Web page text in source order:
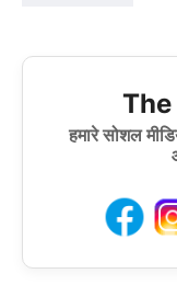
हमारे सोशल